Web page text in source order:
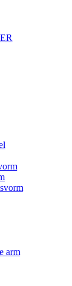
arm